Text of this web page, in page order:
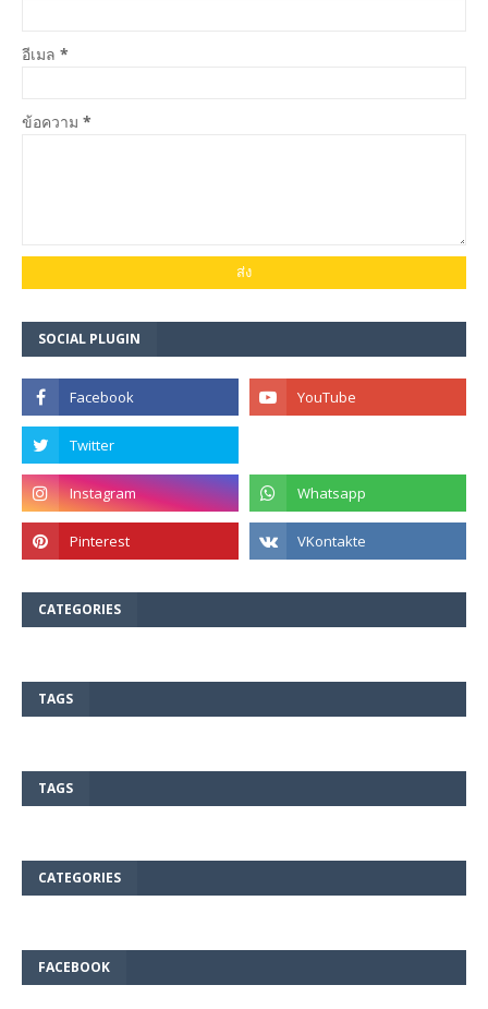
อีเมล *
ข้อความ *
SOCIAL PLUGIN
CATEGORIES
TAGS
TAGS
CATEGORIES
FACEBOOK